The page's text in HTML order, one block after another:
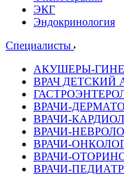
ЭКГ
Эндокринология
Специалисты
АКУШЕРЫ-
ВРАЧ ДЕТСКИЙ
ВРАЧИ-
ВРАЧИ-
ВРАЧИ-
ВРАЧИ-
ВРАЧИ-
ВРАЧИ-